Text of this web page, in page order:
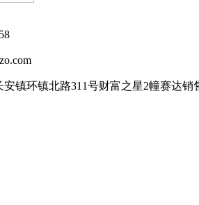
镇环镇北路311号财富之星2幢赛达销